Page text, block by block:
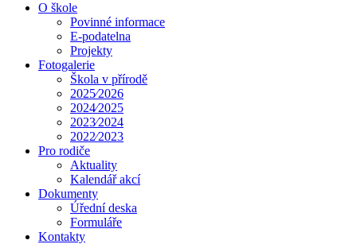
O škole
Povinné informace
E-podatelna
Projekty
Fotogalerie
Škola v přírodě
2025⁄2026
2024⁄2025
2023⁄2024
2022⁄2023
Pro rodiče
Aktuality
Kalendář akcí
Dokumenty
Úřední deska
Formuláře
Kontakty